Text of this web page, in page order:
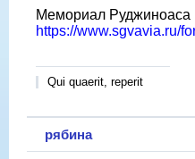
Мемориал Руджиноаса
https://www.sgvavia.ru/
Qui quaerit, reperit
рябина